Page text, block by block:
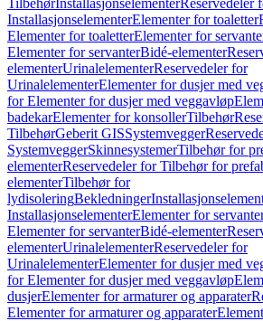
TilbehørInstallasjonselementerReservedeler
InstallasjonselementerElementer for toaletter
Elementer for toaletterElementer for
Elementer for servanterBidé-elementer
elementerUrinalelementerReservedeler for
UrinalelementerElementer for dusjer med
for Elementer for dusjer med veggavløp
badekarElementer for konsollerTilbehør
TilbehørGeberit GISSystemvegger
SystemveggerSkinnesystemerTilbehør for
elementerReservedeler for Tilbehør for
elementerTilbehør for
lydisoleringBekledninger
InstallasjonselementerElementer for
Elementer for servanterBidé-elementer
elementerUrinalelementerReservedeler for
UrinalelementerElementer for dusjer med
for Elementer for dusjer med veggavløp
dusjerElementer for armaturer og apparater
Elementer for armaturer og apparater